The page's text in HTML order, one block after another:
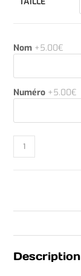
Nom +5.00€
Numéro +5.00€
Description